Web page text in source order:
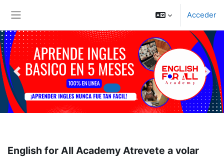
Acceder
Previous Next
Previous Next
Previous Next
English for All Academy Atrevete a volar